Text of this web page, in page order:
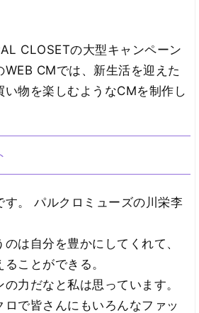
CLOSETの大型キャンペーン
WEB CMでは、新生活を迎えた
い物を楽しむようなCMを制作し
す。 パルクロミューズの川栄李
は自分を豊かにしてくれて、
ことができる。
力だなと私は思っています。
で皆さんにもいろんなファッ